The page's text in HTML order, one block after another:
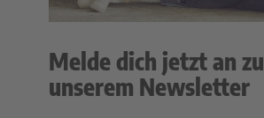
Melde dich jetzt an zu
unserem Newsletter